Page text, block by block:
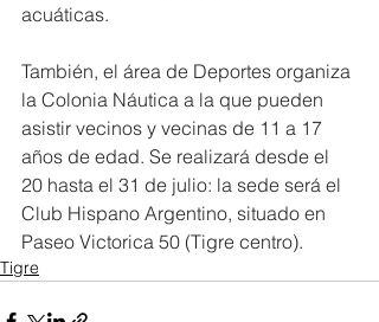
acuáticas.
También, el área de Deportes organiza
la Colonia Náutica a la que pueden
asistir vecinos y vecinas de 11 a 17
años de edad. Se realizará desde el
20 hasta el 31 de julio: la sede será el
Club Hispano Argentino, situado en
Paseo Victorica 50 (Tigre centro).
Tigre